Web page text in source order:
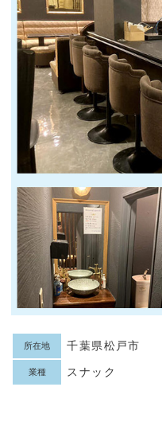
所在地 千葉県松戸市
業種 スナック